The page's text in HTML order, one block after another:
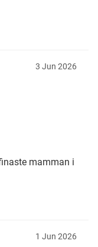
3 Jun 2026
mamman i
1 Jun 2026